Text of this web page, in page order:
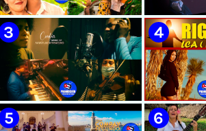
🟡 Susel Gómez (La China) ||
¨Oye Mi Leloley¨ || Director:
Onelio Jesús Larralde González
|| Música popular bailable
cubana || Videoclip || CUBA
🟡 F-
Videoclip